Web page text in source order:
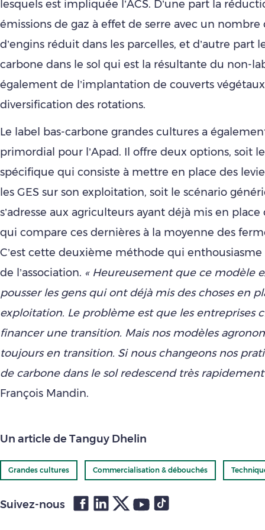
lesquels est impliquée l’ACS. D’une part la
émissions de gaz à effet de serre avec un nombre
d’engins réduit dans les parcelles, et d’autre part
carbone dans le sol qui est la résultante du non-
également de l’implantation de couverts
diversification des rotations.
Le label bas-carbone grandes cultures a
primordial pour l’Apad. Il offre deux options, soit
spécifique qui consiste à mettre en place des
les GES sur son exploitation, soit le scénario
s’adresse aux agriculteurs ayant déjà mis en
qui compare ces dernières à la moyenne des
C’est cette deuxième méthode qui enthousiasme
de l’association. « Heureusement que ce modèle
pousser les gens qui ont déjà mis des choses en
exploitation. Le problème est que les entreprises
financer une transition. Mais nos modèles
toujours en transition. Si nous changeons nos
de carbone dans le sol redescend très rapidement
François Mandin.
Un article de Tanguy Dhelin
Grandes cultures Commercialisation & débouchés
Suivez-nous